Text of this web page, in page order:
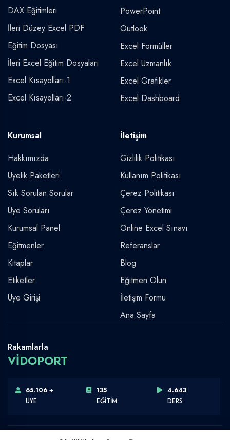
DAX Eğitimleri
İleri Düzey Excel PDF
Eğitim Dosyası
İleri Excel Eğitim Dosyaları
Excel Kısayolları-1
Excel Kısayolları-2
PowerPoint
Outlook
Excel Formüller
Excel Uzmanlık
Excel Grafikler
Excel Dashboard
Kurumsal
Hakkımızda
Üyelik Paketleri
Sık Sorulan Sorular
Üye Soruları
Kurumsal Panel
Eğitmenler
Kitaplar
Etiketler
Üye Girişi
İletişim
Gizlilik Politikası
Kullanım Politikası
Çerez Politikası
Çerez Yönetimi
Online Excel Sınavı
Referanslar
Blog
Eğitmen Olun
İletişim Formu
Ana Sayfa
Rakamlarla
VİDOPORT
65.106 +
ÜYE
135
EĞİTİM
4.643
DERS